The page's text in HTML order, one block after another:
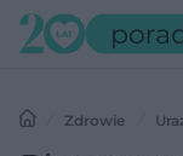
Zdrowie